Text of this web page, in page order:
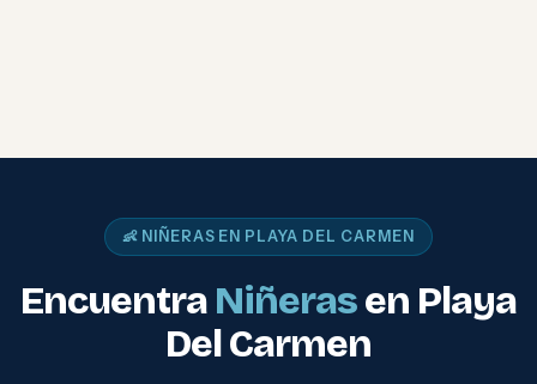
👶 NIÑERAS EN PLAYA DEL CARMEN
Encuentra Niñerasen Playa
Del Carmen